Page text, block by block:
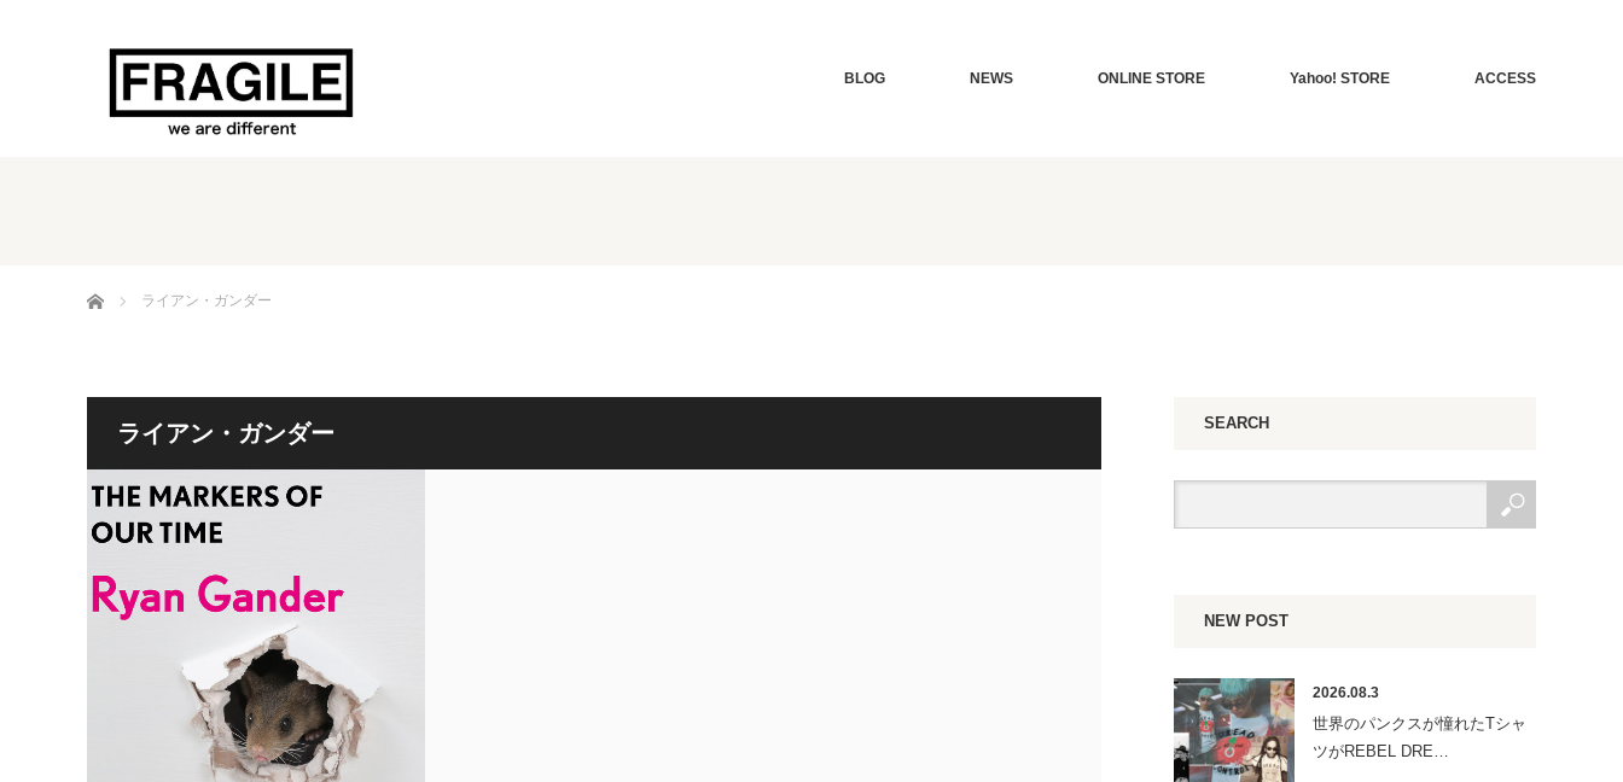
BLOG NEWS ONLINE STORE Yahoo! STORE ACCESS
ホーム ライアン・ガンダー
ライアン・ガンダー SEARCH
NEW POST
2026.08.3
世界のパンクスが憧れたTシャ
ツがREBEL DRE…